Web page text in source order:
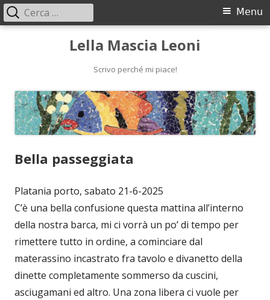
Lella Mascia Leoni
Scrivo perché mi piace!
Menu
principale
Menu
Ricerca
per:
Bella passeggiata
Platania porto, sabato 21-6-2025
C’è una bella confusione questa mattina all’interno
della nostra barca, mi ci vorrà un po’ di tempo per
rimettere tutto in ordine, a cominciare dal
materassino incastrato fra tavolo e divanetto della
dinette completamente sommerso da cuscini,
asciugamani ed altro. Una zona libera ci vuole per